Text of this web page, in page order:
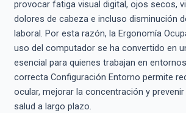
provocar fatiga visual digital, ojos secos,
dolores de cabeza e incluso disminución
laboral. Por esta razón, la Ergonomía
uso del computador se ha convertido en
esencial para quienes trabajan en
correcta Configuración Entorno permite
ocular, mejorar la concentración y
salud a largo plazo.